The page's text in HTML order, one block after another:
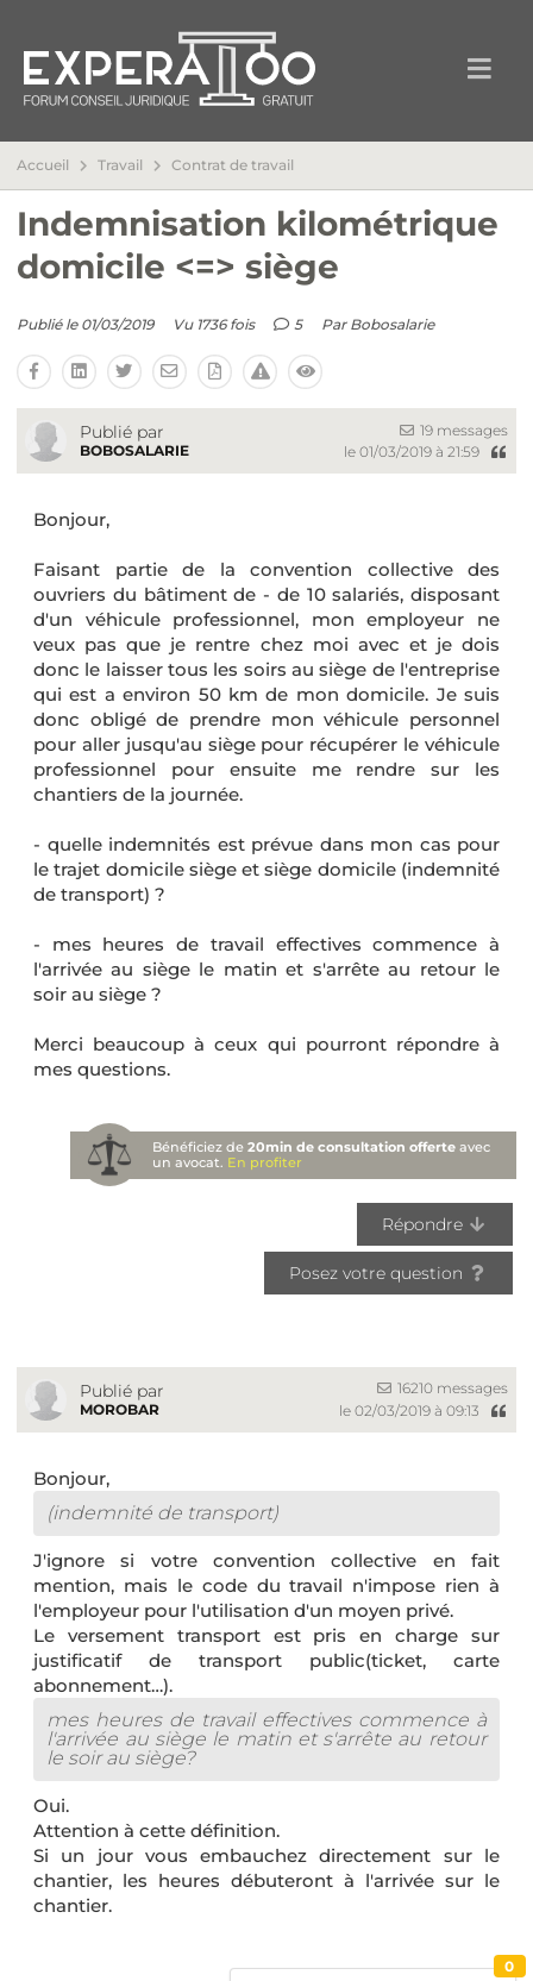
Accueil Travail Contrat de travail
Indemnisation kilométrique
domicile <=> siège
Publié le 01/03/2019 Vu 1736 fois 5 Par Bobosalarie
Publié par
BOBOSALARIE
19 messages
le 01/03/2019 à 21:59
Bonjour,
Faisant partie de la convention collective des
ouvriers du bâtiment de - de 10 salariés, disposant
d'un véhicule professionnel, mon employeur ne
veux pas que je rentre chez moi avec et je dois
donc le laisser tous les soirs au siège de l'entreprise
qui est a environ 50 km de mon domicile. Je suis
donc obligé de prendre mon véhicule personnel
pour aller jusqu'au siège pour récupérer le véhicule
professionnel pour ensuite me rendre sur les
chantiers de la journée.
- quelle indemnités est prévue dans mon cas pour
le trajet domicile siège et siège domicile (indemnité
de transport) ?
- mes heures de travail effectives commence à
l'arrivée au siège le matin et s'arrête au retour le
soir au siège ?
Merci beaucoup à ceux qui pourront répondre à
mes questions.
Bénéficiez de20min de consultation offerte avec
un avocat. En profiter
Répondre
Posez votre question
Publié par
MOROBAR
16210 messages
le 02/03/2019 à 09:13
Bonjour,
(indemnité de transport)
J'ignore si votre convention collective en fait
mention, mais le code du travail n'impose rien à
l'employeur pour l'utilisation d'un moyen privé.
Le versement transport est pris en charge sur
justificatif de transport public(ticket, carte
abonnement…).
mes heures de travail effectives commence à
l'arrivée au siège le matin et s'arrête au retour
le soir au siège?
Oui.
Attention à cette définition.
Si un jour vous embauchez directement sur le
chantier, les heures débuteront à l'arrivée sur le
chantier.
0